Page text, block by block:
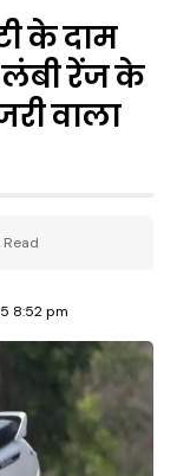
के दाम
लंबी रेंज के
वाला
8:52 pm